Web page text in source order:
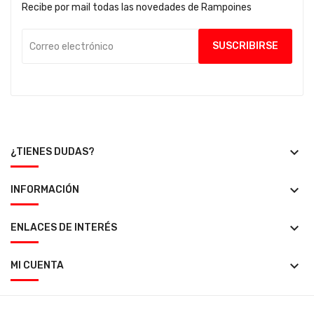
Recibe por mail todas las novedades de Rampoines
¿TIENES DUDAS? keyboard_arrow_down
INFORMACIÓN keyboard_arrow_down
ENLACES DE INTERÉS keyboard_arrow_down
MI CUENTA keyboard_arrow_down